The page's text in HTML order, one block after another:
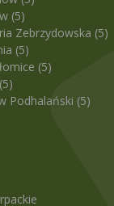
(5)
Zebrzydowska (5)
(5)
(5)
Podhalański (5)